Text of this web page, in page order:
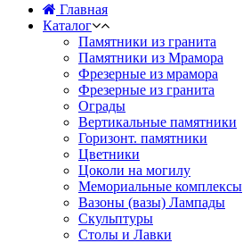
Главная
Каталог
Памятники из гранита
Памятники из Мрамора
Фрезерные из мрамора
Фрезерные из гранита
Ограды
Вертикальные памятники
Горизонт. памятники
Цветники
Цоколи на могилу
Мемориальные комплексы
Вазоны (вазы) Лампады
Скульптуры
Столы и Лавки